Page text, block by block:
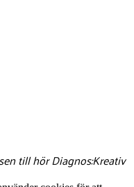
till hör Diagnos:Kreativ